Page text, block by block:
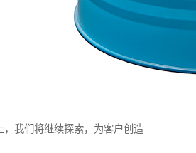
，我们将继续探索，为客户创造